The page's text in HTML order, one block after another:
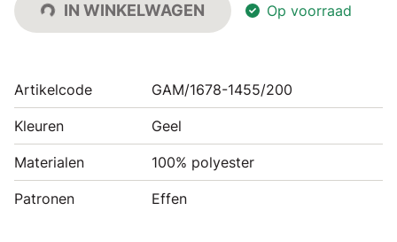
IN WINKELWAGEN Op voorraad
Artikelcode GAM/1678-1455/200
Kleuren Geel
Materialen 100% polyester
Patronen Effen